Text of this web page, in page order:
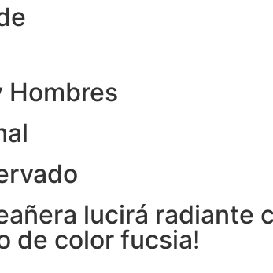
Hombres
lucirá radiante
de color fucsia!